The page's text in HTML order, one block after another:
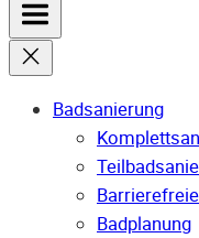
Badsanierung
Badplanung